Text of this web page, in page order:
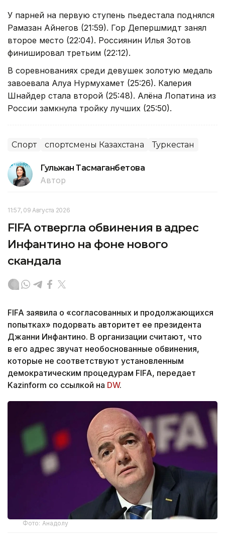
У парней на первую ступень пьедестала поднялся
Рамазан Айнегов (21:59). Гор Депершмидт занял
второе место (22:04). Россиянин Илья Зотов
финишировал третьим (22:12).
В соревнованиях среди девушек золотую медаль
завоевала Алуа Нурмухамет (25:26). Калерия
Шнайдер стала второй (25:48). Алёна Лопатина из
России замкнула тройку лучших (25:50).
Спорт спортсмены Казахстана Туркестан
Гульжан Тасмаганбетова
Автор
11:57, 09 Августа 2026
FIFA отвергла обвинения в адрес
Инфантино на фоне нового
скандала
FIFA заявила о «согласованных и продолжающихся
попытках» подорвать авторитет ее президента
Джанни Инфантино. В организации считают, что
в его адрес звучат необоснованные обвинения,
которые не соответствуют установленным
демократическим процедурам FIFA, передает
Kazinform со ссылкой на DW.
Фото: Анадолу